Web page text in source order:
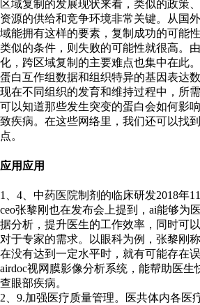
区域复制的发展现状来看，类似的政策
资源的供给和竞争环境非常关键。从国
域能拥有这样的要素，复制成功的可能
类似的条件，则失败的可能性就很高。
化，跨区域复制的主要难点也集中在此
蛋白互作组数据和组织特异的基因表达
现在不同组织的发育和维持过程中，所
可以知道那些发生突变的蛋白会如何影
致疾病。在这些网络里，我们还可以找
点。
应用应用
1、4、中药医院制剂的临床研发2018年
ceo张黎刚也在发布会上提到，ai能够为
据分析，提升医生的工作效率，同时可
对于专家的需求。以眼科为例，张黎刚
在没有达到一定水平时，就有可能存在
airdoc视网膜影像分析系统，能帮助医
查眼部疾病。
2、9.加强医疗质量管理。医共体内各医